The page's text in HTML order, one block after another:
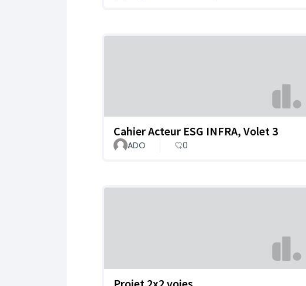
Cahier Acteur ESG INFRA, Volet 3
ADO 0